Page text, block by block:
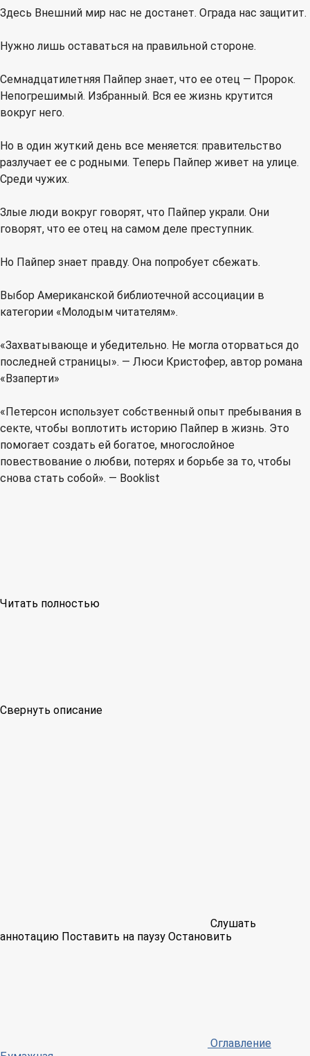
Здесь Внешний мир нас не достанет. Ограда нас защитит.
Нужно лишь оставаться на правильной стороне.
Семнадцатилетняя Пайпер знает, что ее отец — Пророк.
Непогрешимый. Избранный. Вся ее жизнь крутится
вокруг него.
Но в один жуткий день все меняется: правительство
разлучает ее с родными. Теперь Пайпер живет на улице.
Среди чужих.
Злые люди вокруг говорят, что Пайпер украли. Они
говорят, что ее отец на самом деле преступник.
Но Пайпер знает правду. Она попробует сбежать.
Выбор Американской библиотечной ассоциации в
категории «Молодым читателям».
«Захватывающе и убедительно. Не могла оторваться до
последней страницы». — Люси Кристофер, автор романа
«Взаперти»
«Петерсон использует собственный опыт пребывания в
секте, чтобы воплотить историю Пайпер в жизнь. Это
помогает создать ей богатое, многослойное
повествование о любви, потерях и борьбе за то, чтобы
снова стать собой». — Booklist
Читать полностью
Свернуть описание
Слушать
аннотацию Поставить на паузу Остановить
Оглавление